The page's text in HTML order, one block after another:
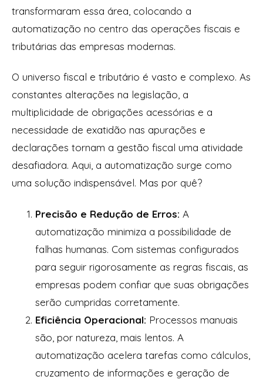
transformaram essa área, colocando a
automatização no centro das operações fiscais e
tributárias das empresas modernas.
O universo fiscal e tributário é vasto e complexo. As
constantes alterações na legislação, a
multiplicidade de obrigações acessórias e a
necessidade de exatidão nas apurações e
declarações tornam a gestão fiscal uma atividade
desafiadora. Aqui, a automatização surge como
uma solução indispensável. Mas por quê?
Precisão e Redução de Erros: A
automatização minimiza a possibilidade de
falhas humanas. Com sistemas configurados
para seguir rigorosamente as regras fiscais, as
empresas podem confiar que suas obrigações
serão cumpridas corretamente.
Eficiência Operacional: Processos manuais
são, por natureza, mais lentos. A
automatização acelera tarefas como cálculos,
cruzamento de informações e geração de